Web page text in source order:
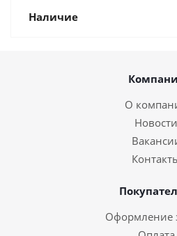
Наличие
О
Новости
Оформление